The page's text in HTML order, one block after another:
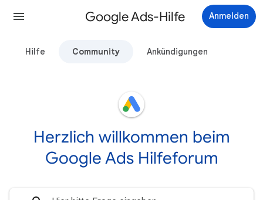
Google Ads-Hilfe Anmelden
Hilfe Community Ankündigungen
Herzlich willkommen beim
Google Ads Hilfeforum